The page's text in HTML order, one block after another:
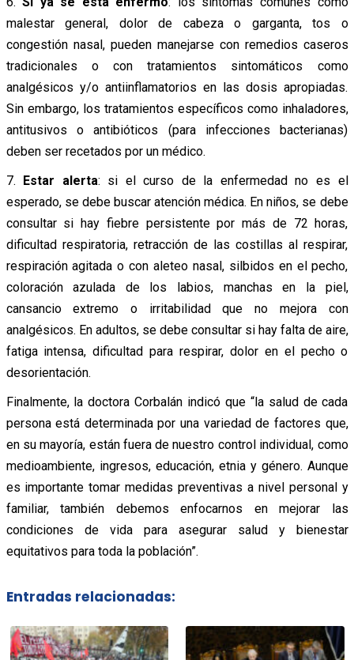
malestar general, dolor de cabeza o garganta, tos o
congestión nasal, pueden manejarse con remedios caseros
tradicionales o con tratamientos sintomáticos como
analgésicos y/o antiinflamatorios en las dosis apropiadas.
Sin embargo, los tratamientos específicos como inhaladores,
antitusivos o antibióticos (para infecciones bacterianas)
deben ser recetados por un médico.
7. Estar alerta: si el curso de la enfermedad no es el
esperado, se debe buscar atención médica. En niños, se debe
consultar si hay fiebre persistente por más de 72 horas,
dificultad respiratoria, retracción de las costillas al respirar,
respiración agitada o con aleteo nasal, silbidos en el pecho,
coloración azulada de los labios, manchas en la piel,
cansancio extremo o irritabilidad que no mejora con
analgésicos. En adultos, se debe consultar si hay falta de aire,
fatiga intensa, dificultad para respirar, dolor en el pecho o
desorientación.
Finalmente, la doctora Corbalán indicó que “la salud de cada
persona está determinada por una variedad de factores que,
en su mayoría, están fuera de nuestro control individual, como
medioambiente, ingresos, educación, etnia y género. Aunque
es importante tomar medidas preventivas a nivel personal y
familiar, también debemos enfocarnos en mejorar las
condiciones de vida para asegurar salud y bienestar
equitativos para toda la población”.
Entradas relacionadas: